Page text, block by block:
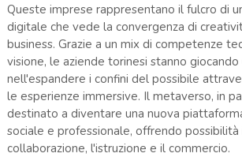
Queste imprese rappresentano il fulcro di
digitale che vede la convergenza di
business. Grazie a un mix di competenze
visione, le aziende torinesi stanno giocando
nell'espandere i confini del possibile
le esperienze immersive. Il metaverso, in
destinato a diventare una nuova
sociale e professionale, offrendo
collaborazione, l'istruzione e il commercio.